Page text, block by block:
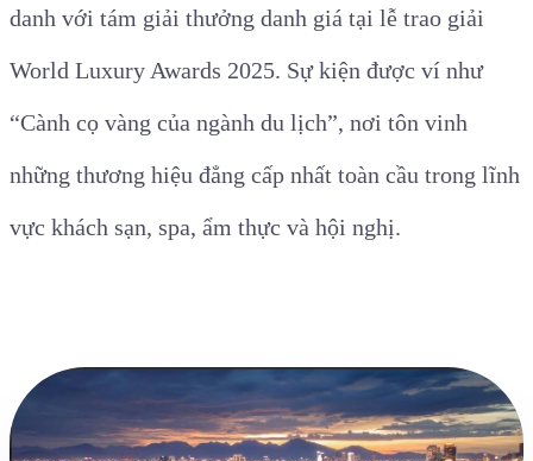
danh với tám giải thưởng danh giá tại lễ trao giải
World Luxury Awards 2025. Sự kiện được ví như
“Cành cọ vàng của ngành du lịch”, nơi tôn vinh
những thương hiệu đẳng cấp nhất toàn cầu trong lĩnh
vực khách sạn, spa, ẩm thực và hội nghị.